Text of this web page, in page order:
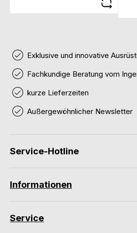
Exklusive und innovative
Fachkundige Beratung vom
kurze Lieferzeiten
Außergewöhnlicher Newsletter
Service-Hotline
Informationen
Service